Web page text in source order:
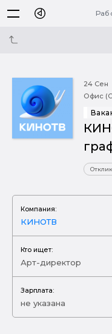
24 Сен
Офис
Компания:
КИНОТВ
Кто ищет:
Арт-директор
Зарплата:
не указана